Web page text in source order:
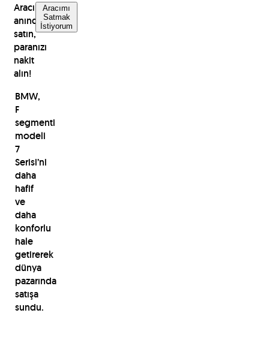
Aracınızı
anında
satın,
paranızı
nakit
alın!
Aracımı
Satmak
İstiyorum
BMW,
F
segmenti
modeli
7
Serisi’ni
daha
hafif
ve
daha
konforlu
hale
getirerek
dünya
pazarında
satışa
sundu.